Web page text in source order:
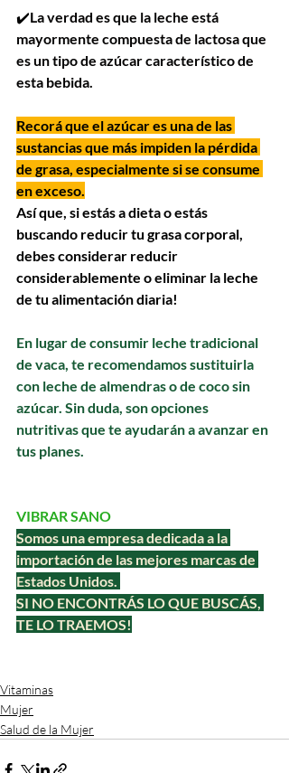
✔️La verdad es que la leche está
mayormente compuesta de lactosa que
es un tipo de azúcar característico de
esta bebida.
Recorá que el azúcar es una de las
sustancias que más impiden la pérdida
de grasa, especialmente si se consume
en exceso.
Así que, si estás a dieta o estás
buscando reducir tu grasa corporal,
debes considerar reducir
considerablemente o eliminar la leche
de tu alimentación diaria!
En lugar de consumir leche tradicional
de vaca, te recomendamos sustituirla
con leche de almendras o de coco sin
azúcar. Sin duda, son opciones
nutritivas que te ayudarán a avanzar en
tus planes.
VIBRAR SANO
Somos una empresa dedicada a la
importación de las mejores marcas de
Estados Unidos.
SI NO ENCONTRÁS LO QUE BUSCÁS,
TE LO TRAEMOS!
Vitaminas
Mujer
Salud de la Mujer